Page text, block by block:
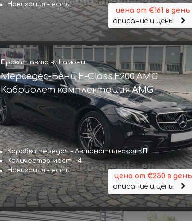
Навигация – есть
цена от €161 в день
описание и цены
Прокат авто в Шамони
Мерседес-Бенц E-Class E200 AMG
Кабриолет комплектация AMG
Коробка передач – Автоматическая КП
Количество мест – 4
Навигация – есть
цена от €250 в день
описание и цены